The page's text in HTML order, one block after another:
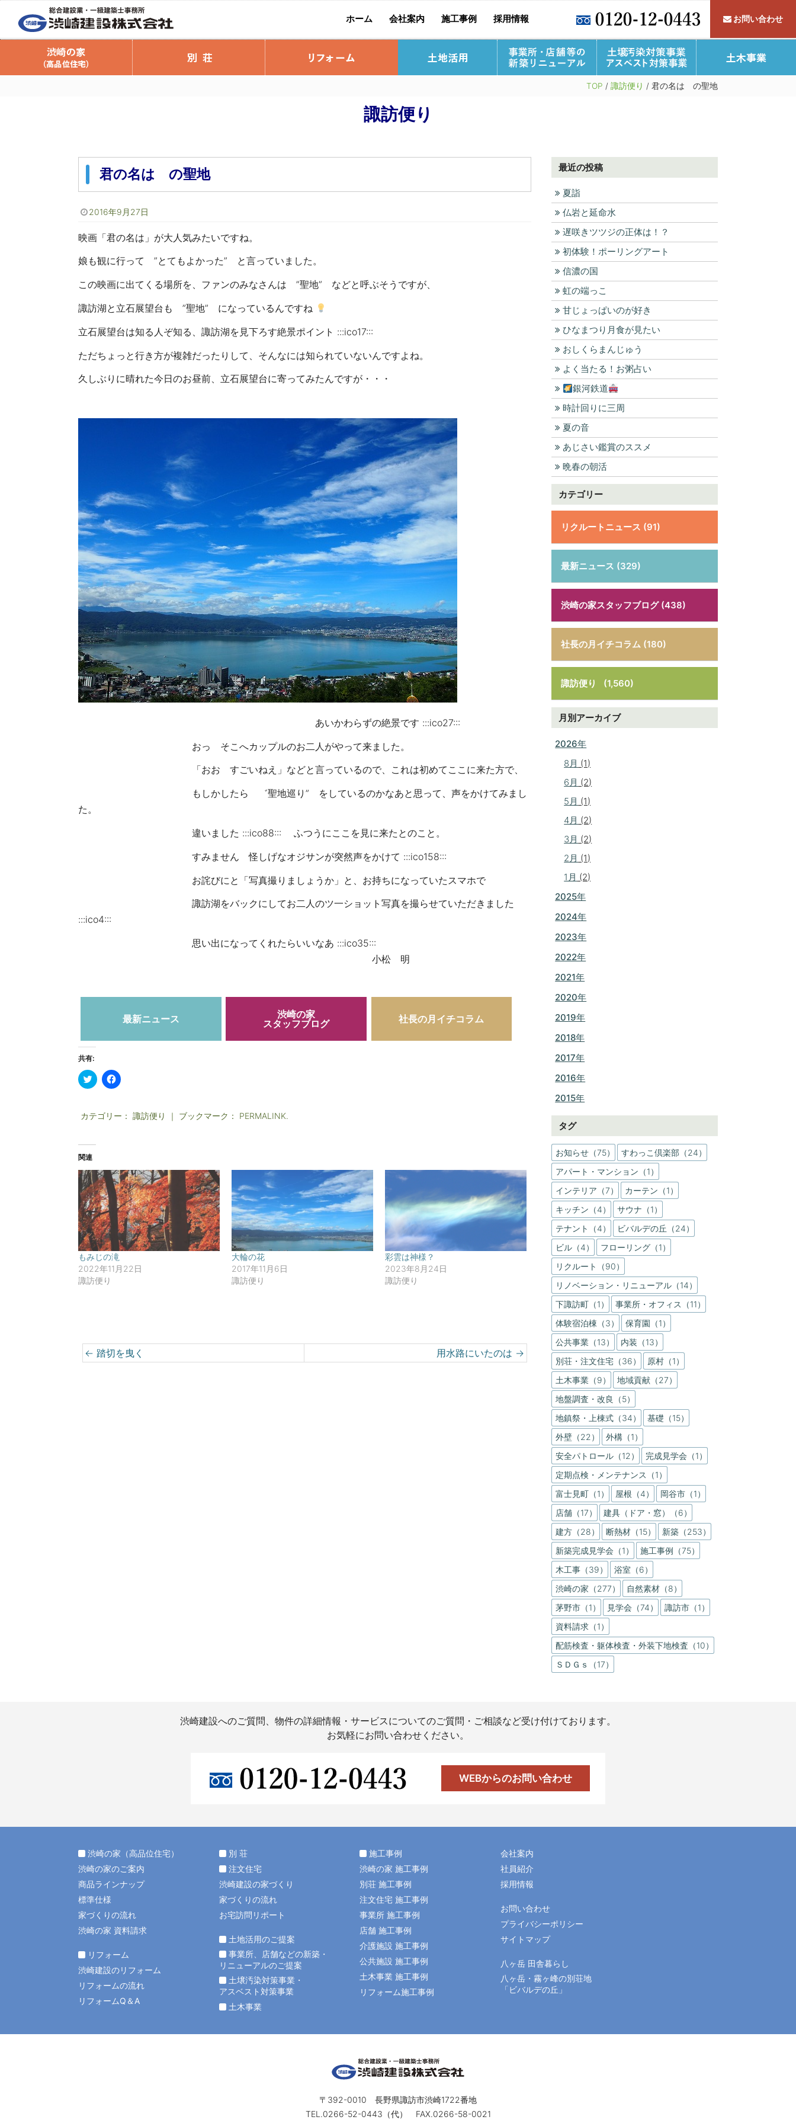
ホーム 会社案内
会社案内 社長挨拶 社員紹介 すわっこ倶楽部
施工事例
渋崎の家（高品位住宅） 事業所・店舗・介護施設
採用情報 お問い合わせ
家づくりの流れ
リフォーム施工事例
TOP / 諏訪便り / 君の名は の聖地
諏訪便り
君の名は の聖地
2016年9月27日
映画「君の名は」が大人気みたいですね。
娘も観に行って ”とてもよかった” と言っていました。
この映画に出てくる場所を、ファンのみなさんは ”聖地” などと呼ぶそうですが、
諏訪湖と立石展望台も ”聖地” になっているんですね
立石展望台は知る人ぞ知る、諏訪湖を見下ろす絶景ポイント :::ico17:::
ただちょっと行き方が複雑だったりして、そんなには知られていないんですよね。
久しぶりに晴れた今日のお昼前、立石展望台に寄ってみたんですが・・・
あいかわらずの絶景です :::ico27:::
おっ そこへカップルのお二人がやって来ました。
「おお すごいねえ」などと言っているので、これは初めてここに来た方で、
もしかしたら ゛聖地巡り” をしているのかなあと思って、声をかけてみまし
た。
違いました :::ico88::: ふつうにここを見に来たとのこと。
すみません 怪しげなオジサンが突然声をかけて :::ico158:::
お詫びにと「写真撮りましょうか」と、お持ちになっていたスマホで
諏訪湖をバックにしてお二人のツ一ショット写真を撮らせていただきました
:::ico4:::
思い出になってくれたらいいなあ :::ico35:::
小松 明
最新ニュース
渋崎の家
スタッフブログ
社長の月イチコラム
共有:
ク
リ
て
t
r
で
共
有
(
新
し
い
ウ
ィ
ン
ド
ウ
で
開
き
F
a
o
る
に
は
ク
リ
ッ
ク
し
て
く
だ
さ
い
(
開
き
ま
カテゴリー： 諏訪便り ｜ ブックマーク： PERMALINK.
関連
もみじの滝
2022年11月22日
諏訪便り
大輪の花
2017年11月6日
諏訪便り
彩雲は神様？
2023年8月24日
諏訪便り
Post navigation
← 踏切を曳く 用水路にいたのは →
最近の投稿
夏詣
仏岩と延命水
遅咲きツツジの正体は！？
初体験！ポーリングアート
信濃の国
虹の端っこ
甘じょっぱいのが好き
ひなまつり月食が見たい
おしくらまんじゅう
よく当たる！お粥占い
銀河鉄道
時計回りに三周
夏の音
あじさい鑑賞のススメ
晩春の朝活
カテゴリー
リクルートニュース (91)
最新ニュース (329)
渋崎の家スタッフブログ (438)
社長の月イチコラム (180)
諏訪便り (1,560)
月別アーカイブ
2026年
8月 (1)
6月 (2)
5月 (1)
4月 (2)
3月 (2)
2月 (1)
1月 (2)
2025年
2024年
2023年
2022年
2021年
2020年
2019年
2018年
2017年
2016年
2015年
タグ
お知らせ（75）
すわっこ倶楽部（24）
アパート・マンション（1）
インテリア（7）
カーテン（1）
キッチン（4）
サウナ（1）
テナント（4）
ビバルデの丘（24）
ビル（4）
フローリング（1）
リクルート（90）
リノベーション・リニューアル（14）
下諏訪町（1）
事業所・オフィス（11）
体験宿泊棟（3）
保育園（1）
公共事業（13）
内装（13）
別荘・注文住宅（36）
原村（1）
土木事業（9）
地域貢献（27）
地盤調査・改良（5）
地鎮祭・上棟式（34）
基礎（15）
外壁（22）
外構（1）
安全パトロール（12）
完成見学会（1）
定期点検・メンテナンス（1）
富士見町（1）
屋根（4）
岡谷市（1）
店舗（17）
建具（ドア・窓）（6）
建方（28）
断熱材（15）
新築（253）
新築完成見学会（1）
施工事例（75）
木工事（39）
浴室（6）
渋崎の家（277）
自然素材（8）
茅野市（1）
見学会（74）
諏訪市（1）
資料請求（1）
配筋検査・躯体検査・外装下地検査（10）
ＳＤＧｓ（17）
渋崎建設へのご質問、物件の詳細情報・サービスについてのご質問・ご相談など受け付けております。
お気軽にお問い合わせください。
WEBからのお問い合わせ
渋崎の家（高品位住宅）
渋崎の家のご案内
商品ラインナップ
標準仕様
家づくりの流れ
渋崎の家 資料請求
リフォーム
渋崎建設のリフォーム
リフォームの流れ
リフォームQ＆A
別 荘
注文住宅
渋崎建設の家づくり
家づくりの流れ
お宅訪問リポート
土地活用のご提案
事業所、店舗などの新築・
リニューアルのご提案
土壌汚染対策事業・
アスベスト対策事業
土木事業
施工事例
渋崎の家 施工事例
別荘 施工事例
注文住宅 施工事例
事業所 施工事例
店舗 施工事例
介護施設 施工事例
公共施設 施工事例
土木事業 施工事例
リフォーム施工事例
会社案内
社員紹介
採用情報
お問い合わせ
プライバシーポリシー
サイトマップ
八ヶ岳 田舎暮らし
八ヶ岳・霧ヶ峰の別荘地
「ビバルデの丘」
〒392-0010 長野県諏訪市渋崎1722番地
TEL.0266-52-0443（代） FAX.0266-58-0021